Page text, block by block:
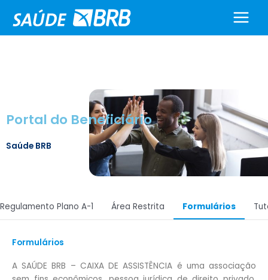
para
Portal do Beneficiário
Saúde BRB
Regulamento Plano A-1 Área Restrita Formulários
Formulários
A SAÚDE BRB – CAIXA DE ASSISTÊNCIA é uma associação